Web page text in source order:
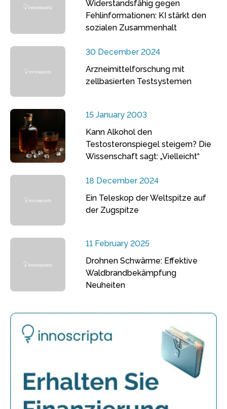
Widerstandsfähig gegen
Fehlinformationen: KI stärkt den
sozialen Zusammenhalt
30 December 2024
Arzneimittelforschung mit
zellbasierten Testsystemen
15 January 2003
Kann Alkohol den
Testosteronspiegel steigern? Die
Wissenschaft sagt: „Vielleicht“
18 December 2024
Ein Teleskop der Weltspitze auf
der Zugspitze
11 February 2025
Drohnen Schwärme: Effektive
Waldbrandbekämpfung
Neuheiten